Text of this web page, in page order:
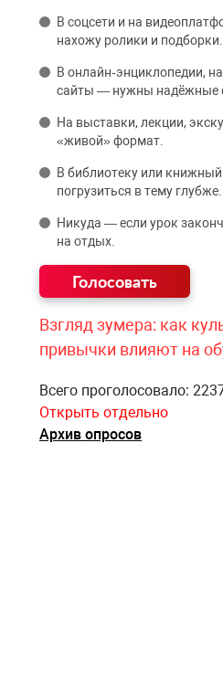
В соцсети и на
нахожу ролики и подборки.
В онлайн‑энциклопедии,
сайты — нужны надёжные
На выставки, лекции,
«живой» формат.
В библиотеку или
погрузиться в тему глубже.
Никуда — если урок
на отдых.
Взгляд зумера: как
привычки влияют на
Всего проголосовало:
Открыть отдельно
Архив опросов